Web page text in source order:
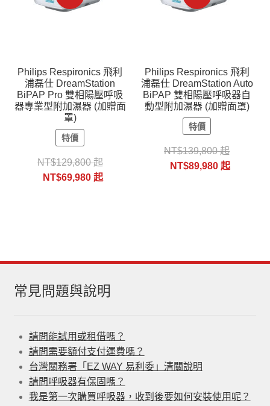
Philips Respironics 飛利
浦磊仕 DreamStation
BiPAP Pro 雙相陽壓呼吸
器專業型附加濕器 (加贈面
罩)
特價
NT$129,800起
NT$69,980 起
Philips Respironics 飛利
浦磊仕 DreamStation Auto
BiPAP 雙相陽壓呼吸器自
動型附加濕器 (加贈面罩)
特價
NT$139,800起
NT$89,980起
常見問題與說明
請問能試用或租借嗎？
請問需要額付支付運費嗎？
台灣關務署「EZ WAY 易利委」清關說明
請問呼吸器有保固嗎？
我是第一次購買呼吸器，收到後要如何安裝使用呢？